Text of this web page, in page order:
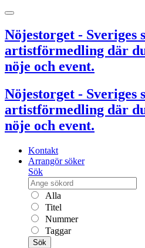
Nöjestorget - Sveriges
artistförmedling där
nöje och event.
Nöjestorget - Sveriges
artistförmedling där
nöje och event.
Kontakt
Arrangör söker
Sök
Alla
Titel
Nummer
Taggar
Sök